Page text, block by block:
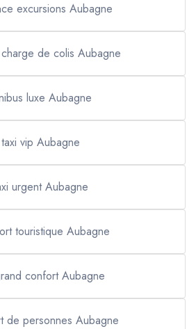
excursions Aubagne
de colis Aubagne
luxe Aubagne
taxi vip Aubagne
urgent Aubagne
touristique Aubagne
confort Aubagne
de personnes Aubagne